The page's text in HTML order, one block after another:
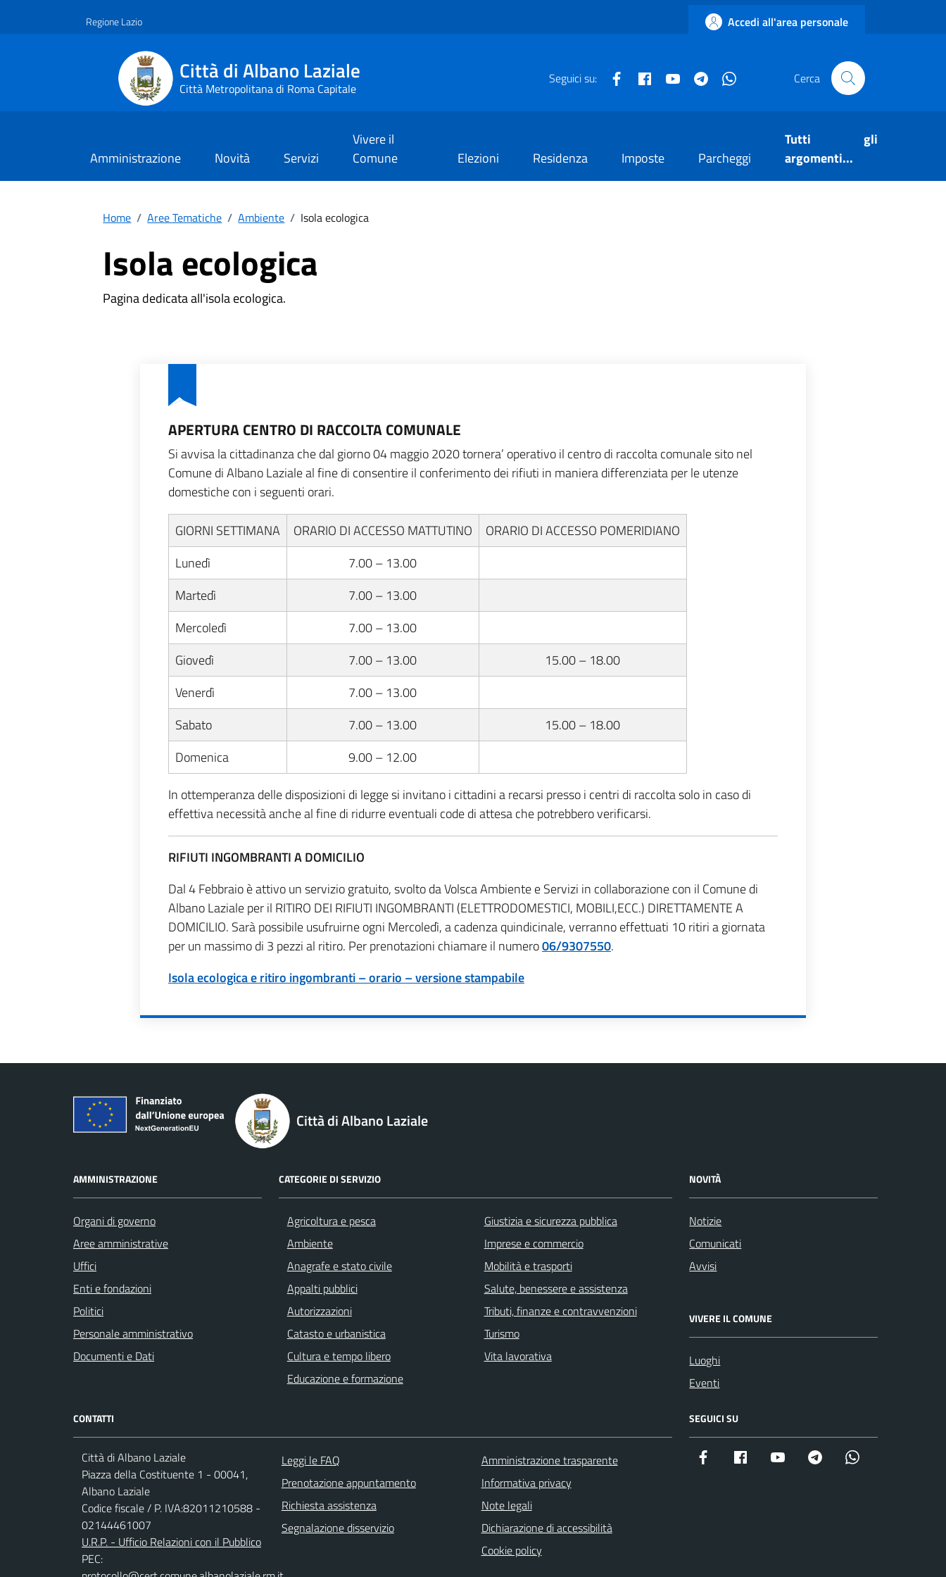
Regione Lazio Accedi all'area personale
Città di Albano Laziale
Città Metropolitana di Roma Capitale
Seguici su: Facebook istituzionale
Facebook museo civico
YouTube Telegram Cerca
Amministrazione Novità Servizi
Vivere il
Comune
Elezioni Residenza Imposte Parcheggi
Tutti gli
argomenti...
Home / Aree Tematiche / Ambiente / Isola ecologica
Isola ecologica
Pagina dedicata all'isola ecologica.
APERTURA CENTRO DI RACCOLTA COMUNALE
Si avvisa la cittadinanza che dal giorno 04 maggio 2020 tornera’ operativo il centro di raccolta comunale sito nel
Comune di Albano Laziale al fine di consentire il conferimento dei rifiuti in maniera differenziata per le utenze
domestiche con i seguenti orari.
GIORNI SETTIMANA ORARIO DI ACCESSO MATTUTINO
ORARIO DI ACCESSO POMERIDIANO
Lunedì
7.00 – 13.00
Martedì
7.00 – 13.00
Mercoledì
7.00 – 13.00
Giovedì
7.00 – 13.00
15.00 – 18.00
Venerdì
7.00 – 13.00
Sabato
7.00 – 13.00
15.00 – 18.00
Domenica
9.00 – 12.00
In ottemperanza delle disposizioni di legge si invitano i cittadini a recarsi presso i centri di raccolta solo in caso di
effettiva necessità anche al fine di ridurre eventuali code di attesa che potrebbero verificarsi.
RIFIUTI INGOMBRANTI A DOMICILIO
Dal 4 Febbraio è attivo un servizio gratuito, svolto da Volsca Ambiente e Servizi in collaborazione con il Comune di
Albano Laziale per il RITIRO DEI RIFIUTI INGOMBRANTI (ELETTRODOMESTICI, MOBILI,ECC.) DIRETTAMENTE A
DOMICILIO. Sarà possibile usufruirne ogni Mercoledì, a cadenza quindicinale, verranno effettuati 10 ritiri a giornata
per un massimo di 3 pezzi al ritiro. Per prenotazioni chiamare il numero06/9307550.
Isola ecologica e ritiro ingombranti – orario – versione stampabile
Città di Albano Laziale
AMMINISTRAZIONE
Organi di governo
Aree amministrative
Uffici
Enti e fondazioni
Politici
Personale amministrativo
Documenti e Dati
CATEGORIE DI SERVIZIO
Agricoltura e pesca
Ambiente
Anagrafe e stato civile
Appalti pubblici
Autorizzazioni
Catasto e urbanistica
Cultura e tempo libero
Educazione e formazione
Giustizia e sicurezza pubblica
Imprese e commercio
Mobilità e trasporti
Salute, benessere e assistenza
Tributi, finanze e contravvenzioni
Turismo
Vita lavorativa
NOVITÀ
Notizie
Comunicati
Avvisi
VIVERE IL COMUNE
Luoghi
Eventi
CONTATTI
Città di Albano Laziale
Piazza della Costituente 1 - 00041,
Albano Laziale
Codice fiscale / P. IVA:82011210588 -
02144461007
U.R.P. - Ufficio Relazioni con il Pubblico
PEC:
Leggi le FAQ
Prenotazione appuntamento
Richiesta assistenza
Segnalazione disservizio
Amministrazione trasparente
Informativa privacy
Note legali
Dichiarazione di accessibilità
Cookie policy
SEGUICI SU
Facebook istituzionale
Facebook museo civico
YouTube Telegram